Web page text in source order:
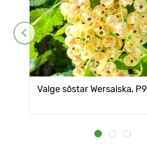
Valge sõstar Wersalska, Р9